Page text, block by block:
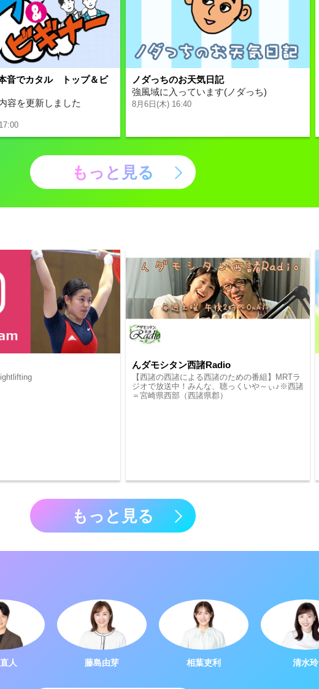
音でカタル トップ＆ビ
容を更新しました
ノダっちのお天気日記
強風域に入っています(ノダっち)
8月6日(木) 16:40
もっと見る
んダモシタン西諸Radio
【西諸の西諸による西諸のための番組】MRTラ
ジオで放送中！みんな、聴っくいや～ぃ♪※西諸
＝宮崎県西部（西諸県郡）
もっと見る
人 藤島由芽 相葉吏利 清水玲